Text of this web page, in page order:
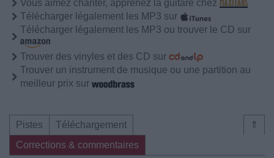
Vous aimez chanter, apprenez la guitare chez
Télécharger légalement les MP3 sur
Télécharger légalement les MP3 ou trouver le CD sur
Trouver des vinyles et des CD sur
Trouver un instrument de musique ou une partition au
meilleur prix sur
⇑
Pistes
Téléchargement
Corrections & commentaires